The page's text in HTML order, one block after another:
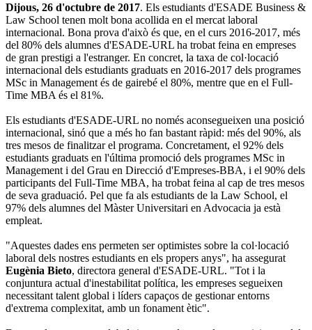
Dijous, 26 d'octubre de 2017. Els estudiants d'ESADE Business &
Law School tenen molt bona acollida en el mercat laboral
internacional. Bona prova d'això és que, en el curs 2016-2017, més
del 80% dels alumnes d'ESADE-URL ha trobat feina en empreses
de gran prestigi a l'estranger. En concret, la taxa de col·locació
internacional dels estudiants graduats en 2016-2017 dels programes
MSc in Management és de gairebé el 80%, mentre que en el Full-
Time MBA és el 81%.
Els estudiants d'ESADE-URL no només aconsegueixen una posició
internacional, sinó que a més ho fan bastant ràpid: més del 90%, als
tres mesos de finalitzar el programa. Concretament, el 92% dels
estudiants graduats en l'última promoció dels programes MSc in
Management i del Grau en Direcció d'Empreses-BBA, i el 90% dels
participants del Full-Time MBA, ha trobat feina al cap de tres mesos
de seva graduació. Pel que fa als estudiants de la Law School, el
97% dels alumnes del Màster Universitari en Advocacia ja està
empleat.
"Aquestes dades ens permeten ser optimistes sobre la col·locació
laboral dels nostres estudiants en els propers anys", ha assegurat
Eugènia Bieto, directora general d'ESADE-URL. "Tot i la
conjuntura actual d'inestabilitat política, les empreses segueixen
necessitant talent global i líders capaços de gestionar entorns
d'extrema complexitat, amb un fonament ètic".